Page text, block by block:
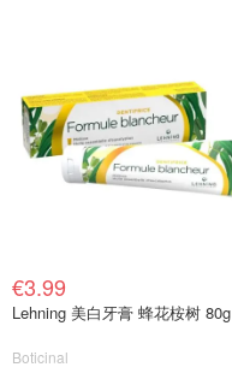
€3.99
Lehning 美白牙膏 蜂花桉树 80g
Boticinal